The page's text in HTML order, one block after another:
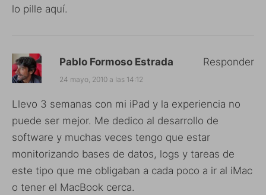
lo pille aquí.
Pablo Formoso Estrada
24 mayo, 2010 a las 14:12
Llevo 3 semanas con mi iPad y la experiencia no
puede ser mejor. Me dedico al desarrollo de
software y muchas veces tengo que estar
monitorizando bases de datos, logs y tareas de
este tipo que me obligaban a cada poco a ir al iMac
o tener el MacBook cerca.
Responder